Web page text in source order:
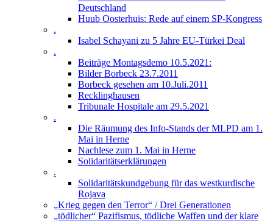
Deutschland
Huub Oosterhuis: Rede auf einem SP-Kongress
.
Isabel Schayani zu 5 Jahre EU-Türkei Deal
.
Beiträge Montagsdemo 10.5.2021:
Bilder Borbeck 23.7.2011
Borbeck gesehen am 10.Juli.2011
Recklinghausen
Tribunale Hospitale am 29.5.2021
.
Die Räumung des Info-Stands der MLPD am 1.
Mai in Herne
Nachlese zum 1. Mai in Herne
Solidaritätserklärungen
.
Solidaritätskundgebung für das westkurdische
Rojava
„Krieg gegen den Terror“ / Drei Generationen
„tödlicher“ Pazifismus, tödliche Waffen und der klare